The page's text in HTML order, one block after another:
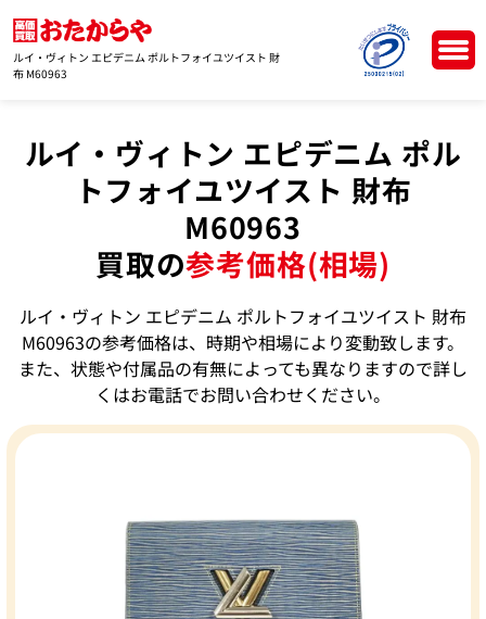
ルイ・ヴィトン エピデニム ポルトフォイユツイスト 財
布 M60963
ルイ・ヴィトン エピデニム ポル
トフォイユツイスト 財布
M60963
買取の参考価格(相場)
ルイ・ヴィトン エピデニム ポルトフォイユツイスト 財布
M60963の参考価格は、時期や相場により変動致します。
また、状態や付属品の有無によっても異なりますので詳し
くはお電話でお問い合わせください。